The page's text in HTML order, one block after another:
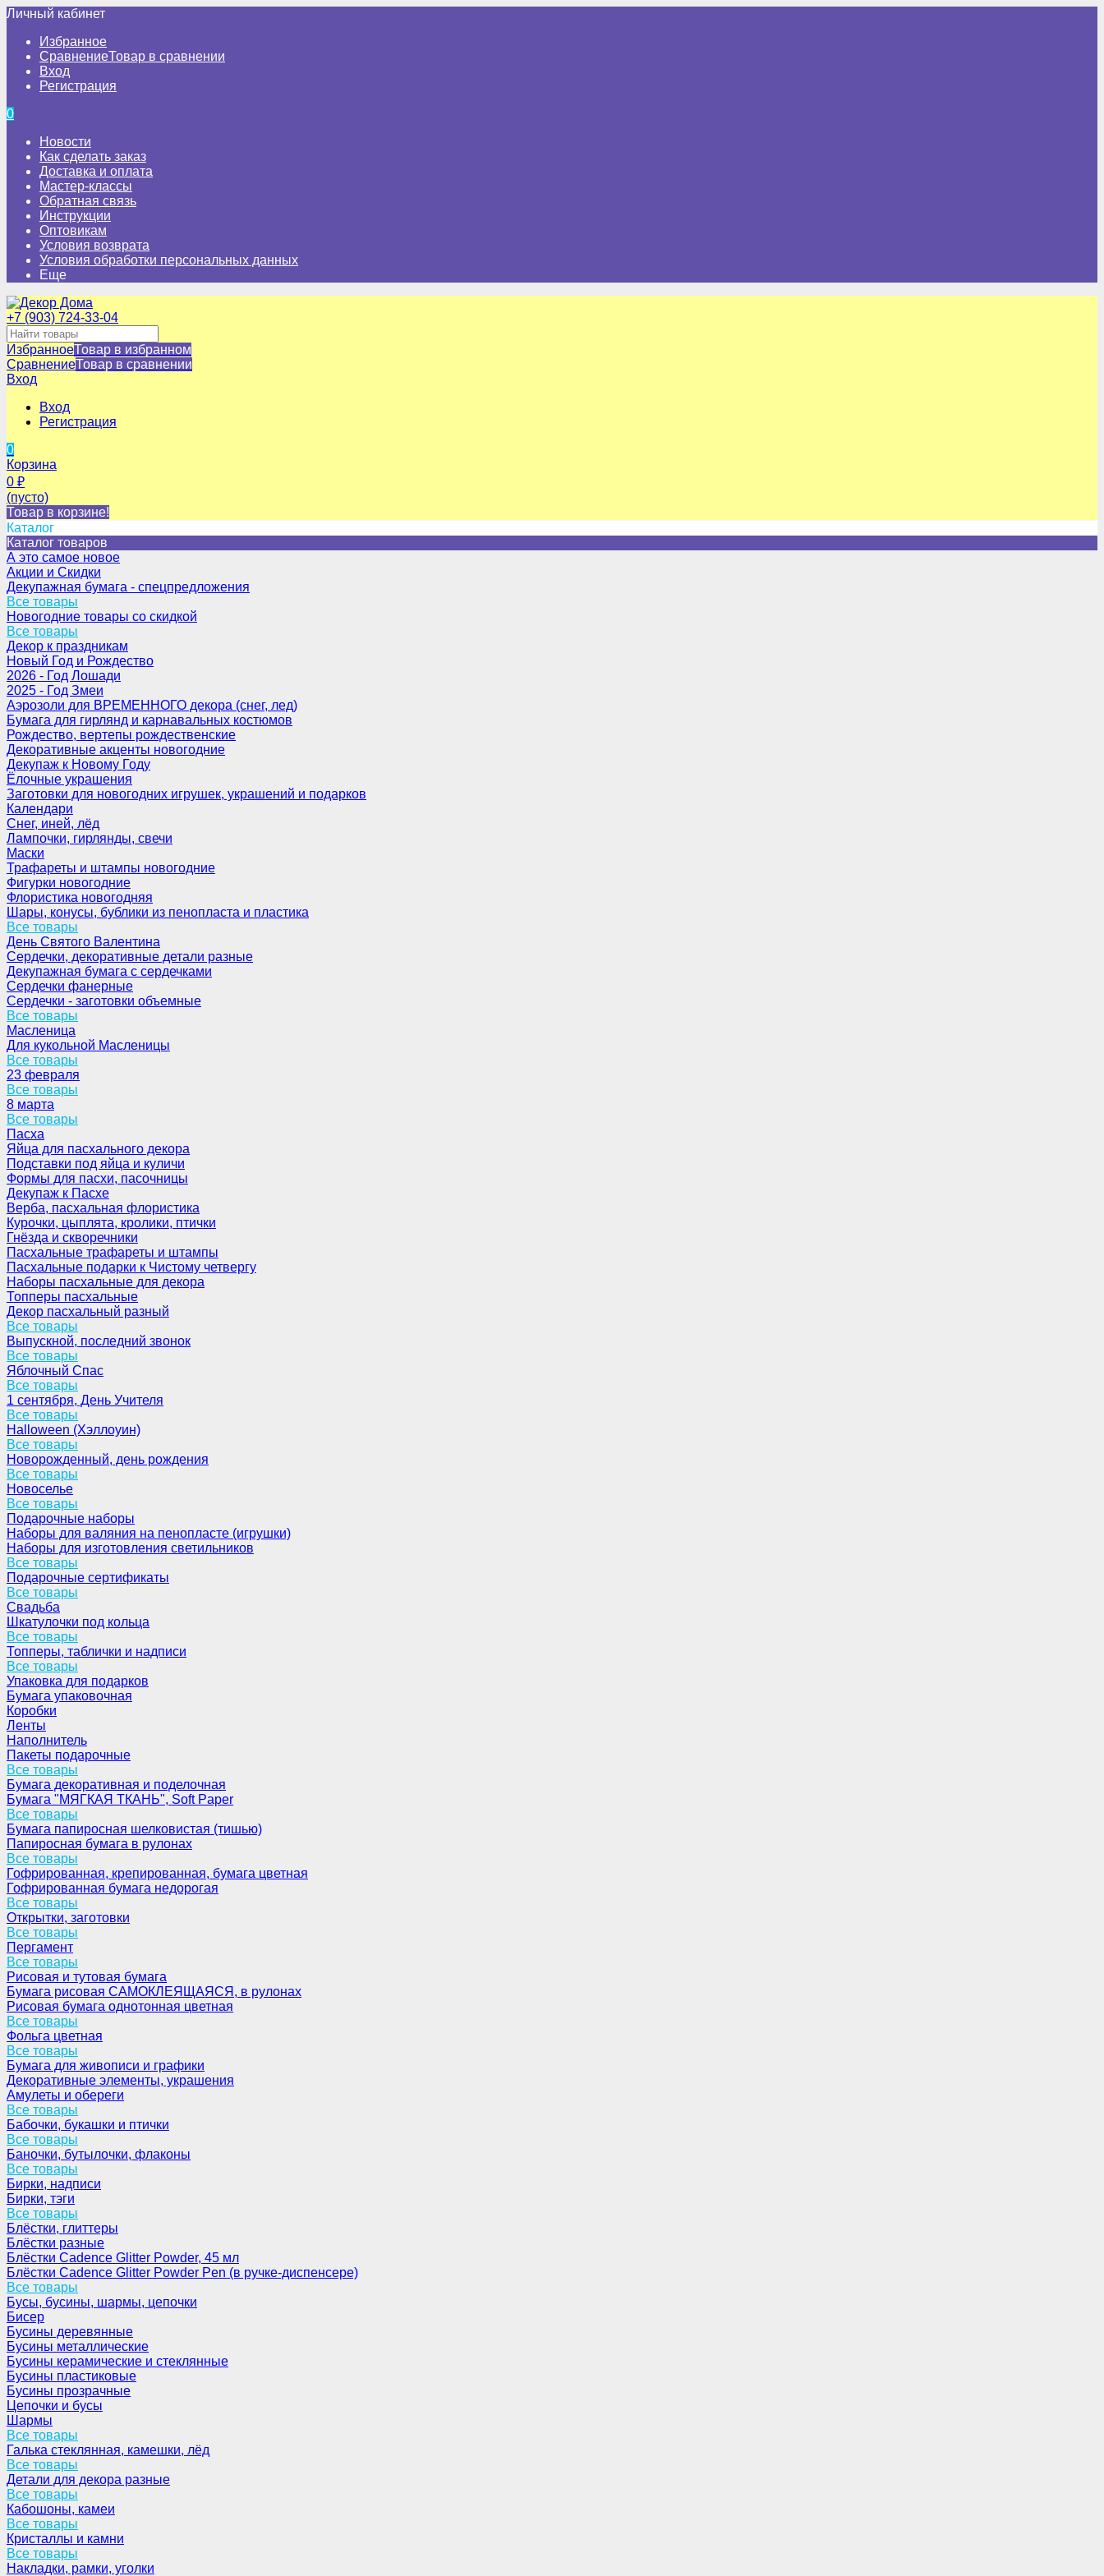
Личный кабинет
Избранное
СравнениеТовар в сравнении
Вход
Регистрация
0
Новости
Как сделать заказ
Доставка и оплата
Мастер-классы
Обратная связь
Инструкции
Оптовикам
Условия возврата
Условия обработки персональных данных
Еще
+7 (903) 724-33-04
ИзбранноеТовар в избранном
СравнениеТовар в сравнении
Вход
Вход
Регистрация
0
Корзина
0 ₽
(пусто)
Товар в корзине!
Каталог
Каталог товаров
А это самое новое
Акции и Скидки
Декупажная бумага - спецпредложения
Все товары
Новогодние товары со скидкой
Все товары
Декор к праздникам
Новый Год и Рождество
2026 - Год Лошади
2025 - Год Змеи
Аэрозоли для ВРЕМЕННОГО декора (снег, лед)
Бумага для гирлянд и карнавальных костюмов
Рождество, вертепы рождественские
Декоративные акценты новогодние
Декупаж к Новому Году
Ёлочные украшения
Заготовки для новогодних игрушек, украшений и подарков
Календари
Снег, иней, лёд
Лампочки, гирлянды, свечи
Маски
Трафареты и штампы новогодние
Фигурки новогодние
Флористика новогодняя
Шары, конусы, бублики из пенопласта и пластика
Все товары
День Святого Валентина
Сердечки, декоративные детали разные
Декупажная бумага с сердечками
Сердечки фанерные
Сердечки - заготовки объемные
Все товары
Масленица
Для кукольной Масленицы
Все товары
23 февраля
Все товары
8 марта
Все товары
Пасха
Яйца для пасхального декора
Подставки под яйца и куличи
Формы для пасхи, пасочницы
Декупаж к Пасхе
Верба, пасхальная флористика
Курочки, цыплята, кролики, птички
Гнёзда и скворечники
Пасхальные трафареты и штампы
Пасхальные подарки к Чистому четвергу
Наборы пасхальные для декора
Топперы пасхальные
Декор пасхальный разный
Все товары
Выпускной, последний звонок
Все товары
Яблочный Спас
Все товары
1 сентября, День Учителя
Все товары
Halloween (Хэллоуин)
Все товары
Новорожденный, день рождения
Все товары
Новоселье
Все товары
Подарочные наборы
Наборы для валяния на пенопласте (игрушки)
Наборы для изготовления светильников
Все товары
Подарочные сертификаты
Все товары
Свадьба
Шкатулочки под кольца
Все товары
Топперы, таблички и надписи
Все товары
Упаковка для подарков
Бумага упаковочная
Коробки
Ленты
Наполнитель
Пакеты подарочные
Все товары
Бумага декоративная и поделочная
Бумага "МЯГКАЯ ТКАНЬ", Soft Paper
Все товары
Бумага папиросная шелковистая (тишью)
Папиросная бумага в рулонах
Все товары
Гофрированная, крепированная, бумага цветная
Гофрированная бумага недорогая
Все товары
Открытки, заготовки
Все товары
Пергамент
Все товары
Рисовая и тутовая бумага
Бумага рисовая САМОКЛЕЯЩАЯСЯ, в рулонах
Рисовая бумага однотонная цветная
Все товары
Фольга цветная
Все товары
Бумага для живописи и графики
Декоративные элементы, украшения
Амулеты и обереги
Все товары
Бабочки, букашки и птички
Все товары
Баночки, бутылочки, флаконы
Все товары
Бирки, надписи
Бирки, тэги
Все товары
Блёстки, глиттеры
Блёстки разные
Блёстки Cadence Glitter Powder, 45 мл
Блёстки Cadence Glitter Powder Pen (в ручке-диспенсере)
Все товары
Бусы, бусины, шармы, цепочки
Бисер
Бусины деревянные
Бусины металлические
Бусины керамические и стеклянные
Бусины пластиковые
Бусины прозрачные
Цепочки и бусы
Шармы
Все товары
Галька стеклянная, камешки, лёд
Все товары
Детали для декора разные
Все товары
Кабошоны, камеи
Все товары
Кристаллы и камни
Все товары
Накладки, рамки, уголки